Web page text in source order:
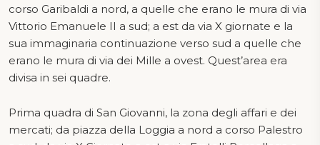
corso Garibaldi a nord, a quelle che erano le mura di via
Vittorio Emanuele II a sud; a est da via X giornate e la
sua immaginaria continuazione verso sud a quelle che
erano le mura di via dei Mille a ovest. Quest’area era
divisa in sei quadre.
Prima quadra di San Giovanni, la zona degli affari e dei
mercati; da piazza della Loggia a nord a corso Palestro